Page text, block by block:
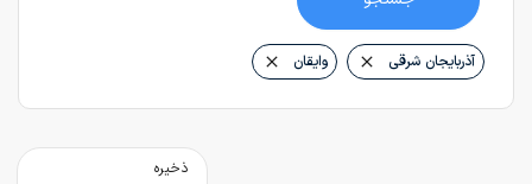
آذربایجان شرقی وایقان
ذخیره